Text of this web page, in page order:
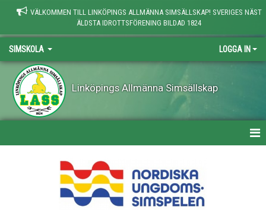
VÄLKOMMEN TILL LINKÖPINGS ALLMÄNNA SIMSÄLLSKAP! SVERIGES NÄST
ÄLDSTA IDROTTSFÖRENING BILDAD 1824
SIMSKOLA LOGGA IN
Linköpings Allmänna Simsällskap